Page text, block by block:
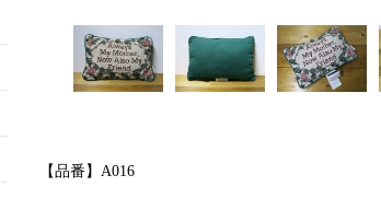
【品番】A016